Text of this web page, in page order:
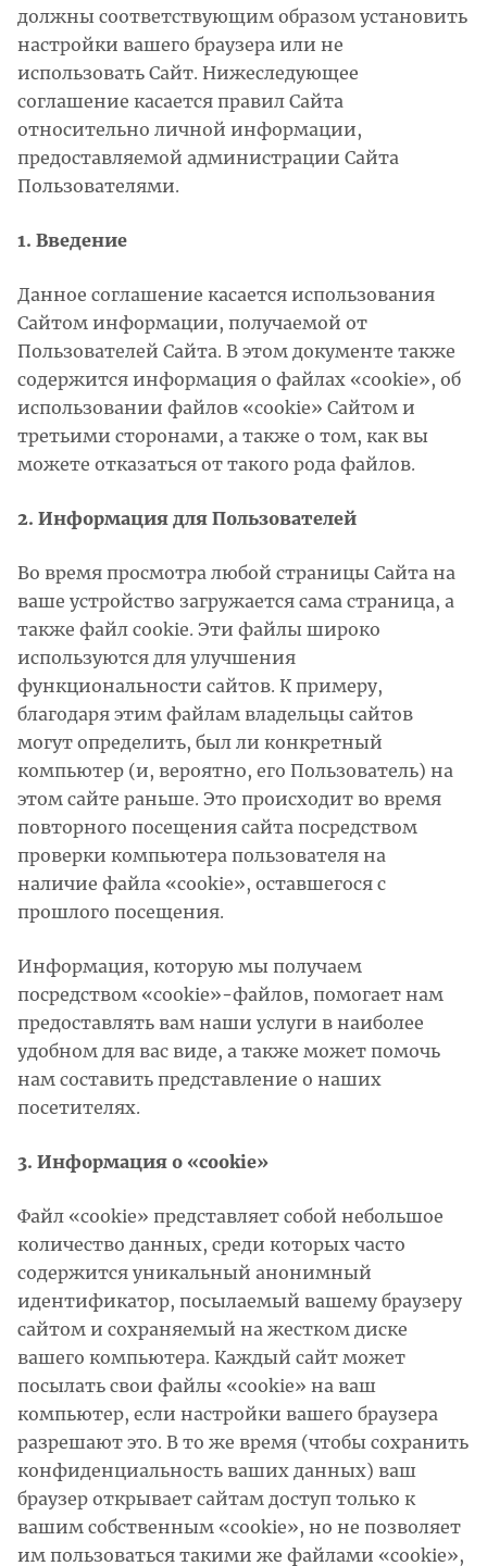
должны соответствующим образом установить
настройки вашего браузера или не
использовать Сайт. Нижеследующее
соглашение касается правил Сайта
относительно личной информации,
предоставляемой администрации Сайта
Пользователями.
1. Введение
Данное соглашение касается использования
Сайтом информации, получаемой от
Пользователей Сайта. В этом документе также
содержится информация о файлах «cookie», об
использовании файлов «cookie» Сайтом и
третьими сторонами, а также о том, как вы
можете отказаться от такого рода файлов.
2. Информация для Пользователей
Во время просмотра любой страницы Сайта на
ваше устройство загружается сама страница, а
также файл cookie. Эти файлы широко
используются для улучшения
функциональности сайтов. К примеру,
благодаря этим файлам владельцы сайтов
могут определить, был ли конкретный
компьютер (и, вероятно, его Пользователь) на
этом сайте раньше. Это происходит во время
повторного посещения сайта посредством
проверки компьютера пользователя на
наличие файла «cookie», оставшегося с
прошлого посещения.
Информация, которую мы получаем
посредством «cookie»-файлов, помогает нам
предоставлять вам наши услуги в наиболее
удобном для вас виде, а также может помочь
нам составить представление о наших
посетителях.
3. Информация о «cookie»
Файл «cookie» представляет собой небольшое
количество данных, среди которых часто
содержится уникальный анонимный
идентификатор, посылаемый вашему браузеру
сайтом и сохраняемый на жестком диске
вашего компьютера. Каждый сайт может
посылать свои файлы «cookie» на ваш
компьютер, если настройки вашего браузера
разрешают это. В то же время (чтобы сохранить
конфиденциальность ваших данных) ваш
браузер открывает сайтам доступ только к
вашим собственным «cookie», но не позволяет
им пользоваться такими же файлами «cookie»,